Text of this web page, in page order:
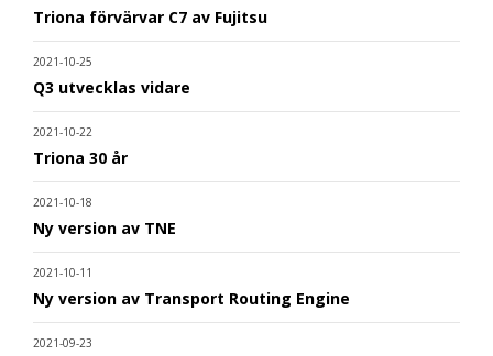
Triona förvärvar C7 av Fujitsu
2021-10-25
Q3 utvecklas vidare
2021-10-22
Triona 30 år
2021-10-18
Ny version av TNE
2021-10-11
Ny version av Transport Routing Engine
2021-09-23